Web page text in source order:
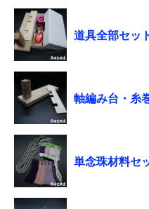
カテゴリー一覧
道具全部セッ
軸編み台・糸
単念珠材料セ